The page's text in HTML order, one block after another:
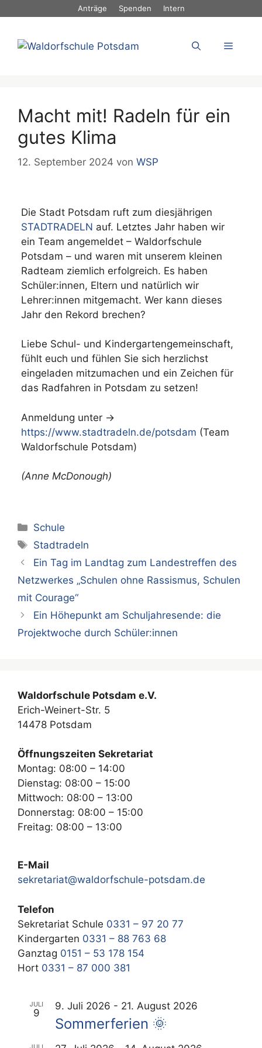
Anträge Spenden Intern
Menü
Macht mit! Radeln für ein
gutes Klima
12. September 2024 von WSP
Die Stadt Potsdam ruft zum diesjährigen
STADTRADELN auf. Letztes Jahr haben wir
ein Team angemeldet – Waldorfschule
Potsdam – und waren mit unserem kleinen
Radteam ziemlich erfolgreich. Es haben
Schüler:innen, Eltern und natürlich wir
Lehrer:innen mitgemacht. Wer kann dieses
Jahr den Rekord brechen?
Liebe Schul- und Kindergartengemeinschaft,
fühlt euch und fühlen Sie sich herzlichst
eingeladen mitzumachen und ein Zeichen für
das Radfahren in Potsdam zu setzen!
Anmeldung unter →
https://www.stadtradeln.de/potsdam (Team
Waldorfschule Potsdam)
(Anne McDonough)
Kategorien
Schule
Schlagwörter
Stadtradeln
Ein Tag im Landtag zum Landestreffen des
Netzwerkes „Schulen ohne Rassismus, Schulen
mit Courage“
Ein Höhepunkt am Schuljahresende: die
Projektwoche durch Schüler:innen
Waldorfschule Potsdam e.V.
Erich-Weinert-Str. 5
14478 Potsdam
Öffnungszeiten Sekretariat
Montag: 08:00 – 14:00
Dienstag: 08:00 – 15:00
Mittwoch: 08:00 – 13:00
Donnerstag: 08:00 – 15:00
Freitag: 08:00 – 13:00
E-Mail
sekretariat@waldorfschule-potsdam.de
Telefon
Sekretariat Schule 0331 – 97 20 77
Kindergarten 0331 – 88 763 68
Ganztag 0151 – 53 178 154
Hort 0331 – 87 000 381
JULI
9
9. Juli 2026 - 21. August 2026
Sommerferien 🌞
JULI